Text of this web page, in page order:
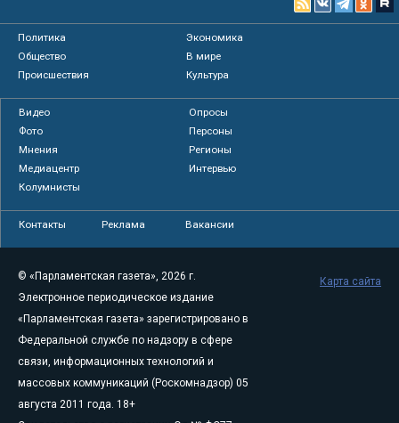
Политика
Экономика
Общество
В мире
Происшествия
Культура
Видео
Опросы
Фото
Персоны
Мнения
Регионы
Медиацентр
Интервью
Колумнисты
Контакты Реклама Вакансии
© «Парламентская газета», 2026 г.
Электронное периодическое издание
«Парламентская газета» зарегистрировано в
Федеральной службе по надзору в сфере
связи, информационных технологий и
массовых коммуникаций (Роскомнадзор) 05
августа 2011 года. 18+
Карта сайта